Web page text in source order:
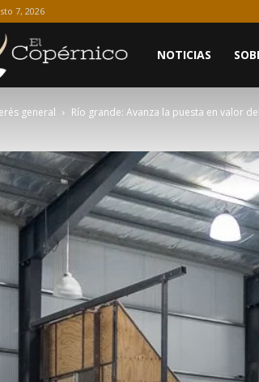
7, 2026
Copérnico
NOTICIAS
general Río grande: Avanza la puesta en valor